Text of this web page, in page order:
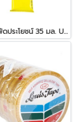
กาวสารพัดประโยชน์ 35 มล. UHU